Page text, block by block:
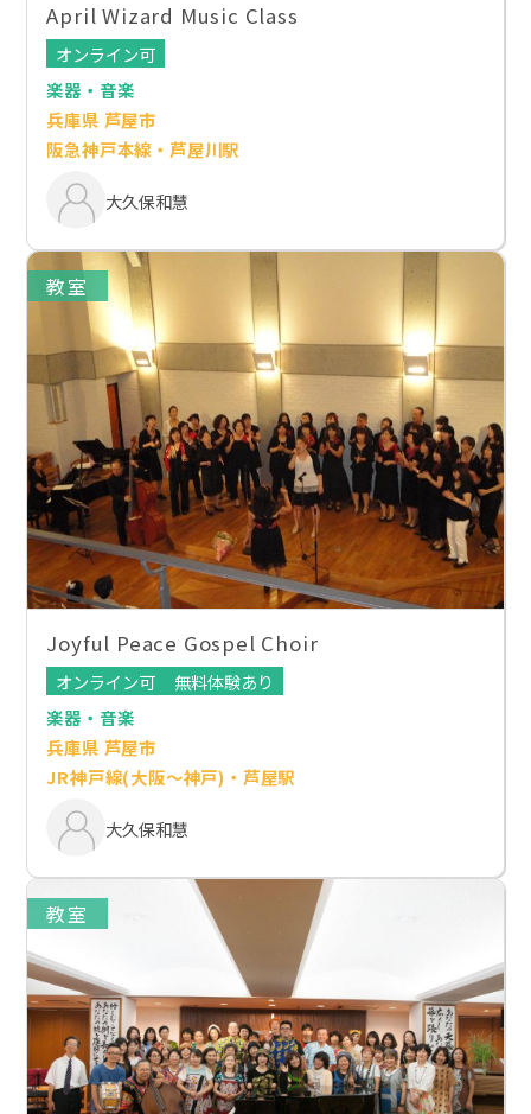
April Wizard Music Class
オンライン可
楽器・音楽
兵庫県 芦屋市
阪急神戸本線・芦屋川駅
大久保和慧
教室
Joyful Peace Gospel Choir
オンライン可
無料体験あり
楽器・音楽
兵庫県 芦屋市
JR神戸線(大阪～神戸)・芦屋駅
大久保和慧
教室